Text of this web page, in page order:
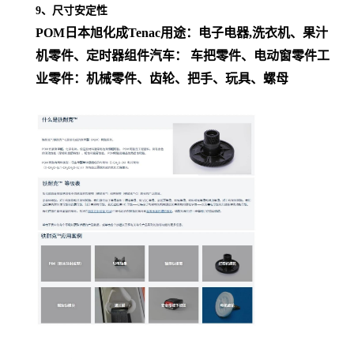
9、尺寸安定性
POM日本旭化成Tenac用途：
电子电器,洗衣机、果汁
机零件、定时器组件汽车： 车把零件、电动窗零件工
业零件：机械零件、齿轮、把手、玩具、螺母